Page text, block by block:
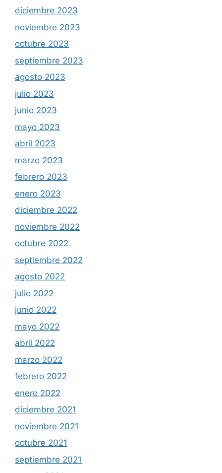
diciembre 2023
noviembre 2023
octubre 2023
septiembre 2023
agosto 2023
julio 2023
junio 2023
mayo 2023
abril 2023
marzo 2023
febrero 2023
enero 2023
diciembre 2022
noviembre 2022
octubre 2022
septiembre 2022
agosto 2022
julio 2022
junio 2022
mayo 2022
abril 2022
marzo 2022
febrero 2022
enero 2022
diciembre 2021
noviembre 2021
octubre 2021
septiembre 2021